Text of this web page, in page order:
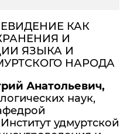
КАК
И
ЯЗЫКА И
НАРОДА
Анатольевич,
наук,
удмуртской